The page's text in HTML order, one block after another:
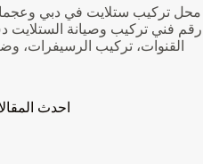
ترميمات
المباني
محل تركيب ستلايت في دبي
رقم فني تركيب وصيانة الستلايت
القنوات، تركيب الرسيفرات،
احدث